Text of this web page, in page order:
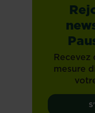
Recevez
mesure